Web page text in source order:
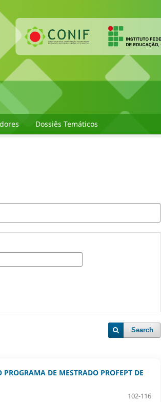
Dossiês Temáticos
Search
DE MESTRADO PROFEPT DE
102-116